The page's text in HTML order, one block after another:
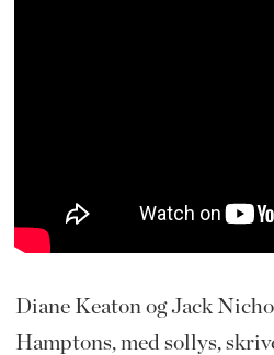
Diane Keaton og Jack
Hamptons, med sollys,